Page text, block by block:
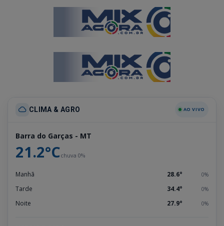
CLIMA & AGRO AO VIVO
Barra do Garças - MT
21.2°Cchuva 0%
Manhã 28.6° 0%
Tarde 34.4° 0%
Noite 27.9° 0%